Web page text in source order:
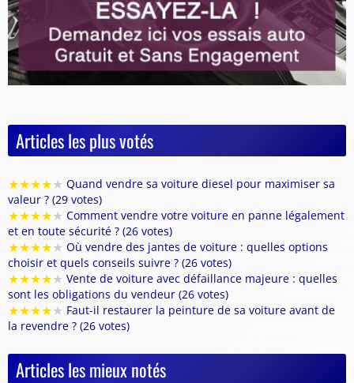
Articles les plus votés
★★★★★ Quand vendre sa voiture diesel pour maximiser sa
valeur ? (29 votes)
★★★★★ Comment vendre votre voiture en panne légalement
et en toute sécurité ? (26 votes)
★★★★★ Où vendre des jantes de voiture : quelles options
choisir et quels conseils suivre ? (26 votes)
★★★★★ Vente de voiture avec défaillance majeure : quelles
sont les obligations du vendeur (26 votes)
★★★★★ Faut-il restaurer la peinture de sa voiture avant de
la revendre ? (26 votes)
Articles les mieux notés